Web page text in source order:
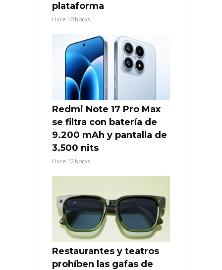
plataforma
Hace 10 horas
Redmi Note 17 Pro Max
se filtra con batería de
9.200 mAh y pantalla de
3.500 nits
Hace 12 horas
Restaurantes y teatros
prohíben las gafas de